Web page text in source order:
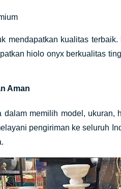
mendapatkan kualitas
hiolo onyx berkualitas
Aman
dalam memilih model,
pengiriman ke seluruh